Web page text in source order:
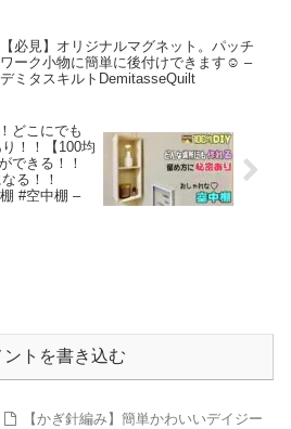
【必見】オリジナルマグネット。パッチ
ワーク小物に簡単に後付けできます☺️ –
デミタスキルトDemitasseQuilt
どこにでも
！！【100均
できる！！
る！！
#空中棚 –
ントを書き込む
【かぎ針編み】簡単かわいいデイジー